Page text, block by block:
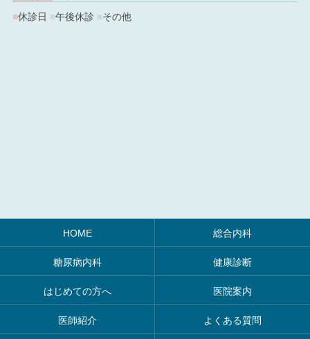
■休診日 ■午後休診 その他
HOME 総合内科
糖尿病内科 健康診断
はじめての方へ 医院案内
医師紹介 よくある質問